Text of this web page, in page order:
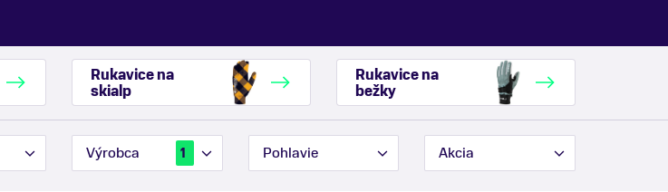
Rukavice na
skialp
Rukavice na
bežky
Výrobca 1 Pohlavie Akcia